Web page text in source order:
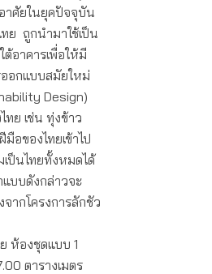
าศัยในยุคปัจจุบัน
ย ถูกนำมาใช้เป็น
อาคารเพื่อให้มี
ออกแบบสมัยใหม่
Design)
ย เช่น ทุ่งข้าว
อของไทยเข้าไป
ป็นไทยทั้งหมดได้
บบดังกล่าวจะ
ากโครงการลักชัว
ห้องชุดแบบ 1
ตารางเมตร